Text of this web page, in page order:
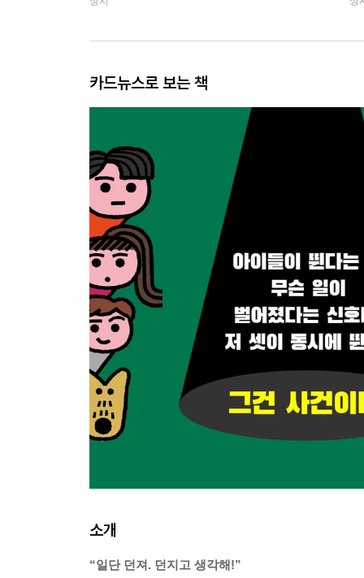
카드뉴스로 보는 책
소개
“일단 던져. 던지고 생각해!”